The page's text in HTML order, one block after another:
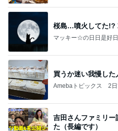
桜島…噴火してた!?
マッキー☆の日日是好日
買うか迷い我慢した
Amebaトピックス 2
吉田さんファミリ
た（長編です）